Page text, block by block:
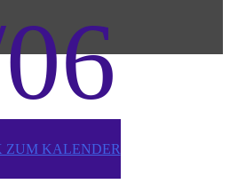
ZUM KALENDER